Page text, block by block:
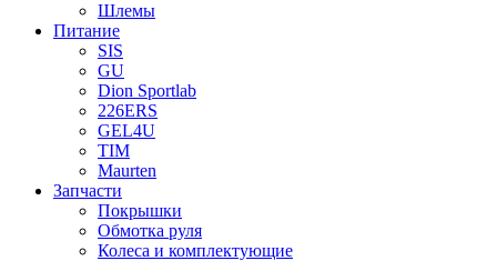
Шлемы
Питание
SIS
GU
Dion Sportlab
226ERS
GEL4U
TIM
Maurten
Запчасти
Покрышки
Обмотка руля
Колеса и комплектующие